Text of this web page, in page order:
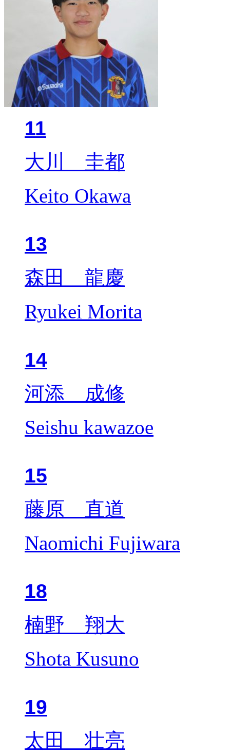
11
大川 圭都
Keito Okawa
13
森田 龍慶
Ryukei Morita
14
河添 成修
Seishu kawazoe
15
藤原 直道
Naomichi Fujiwara
18
楠野 翔大
Shota Kusuno
19
太田 壮亮